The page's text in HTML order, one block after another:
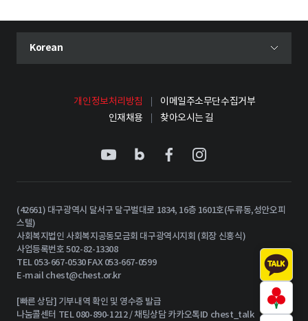
언어 선택 메뉴 열기
현재 선택된 언어
Korean
개인정보처리방침
이메일주소무단수집거부
인재채용
찾아오시는 길
(42661) 대구광역시 달서구 달구벌대로 1834, 16층 1601호(두류동,성안오피
스텔)
사회복지법인 사회복지공동모금회 대구광역시지회 (회장 신홍식)
사업등록번호 502-82-13308
TEL 053-667-0530 FAX 053-667-0599
E-mailchest@chest.or.kr
[빠른 상담] 기부내역 확인 및 영수증 발급
나눔콜센터 TEL 080-890-1212 / 채팅상담 카카오톡ID chest_talk